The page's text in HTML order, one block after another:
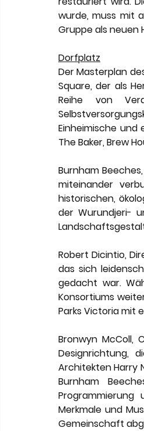
wurde, muss mit
Gruppe als neuen
Dorfplatz
Der Masterplan
Square, der als
Reihe von
Einheimische und
The Baker, Brew
Burnham
miteinander
historischen,
der Wurundjeri-
Robert Dicintio,
das sich
gedacht war.
Konsortiums
Parks Victoria mit
Bronwyn McColl,
Designrichtung,
Architekten Harry
Burnham
Merkmale und
Gemeinschaft